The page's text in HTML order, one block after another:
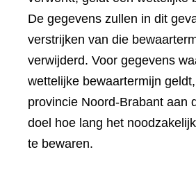
De gegevens zullen in dit
verstrijken van die
verwijderd. Voor gegevens
wettelijke bewaartermijn
provincie Noord-Brabant aan
doel hoe lang het
te bewaren.